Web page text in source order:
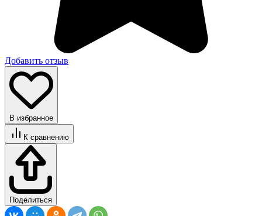
Добавить отзыв
В избранное
К сравнению
Поделиться